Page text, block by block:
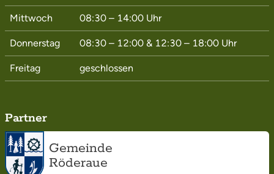
Mittwoch 08:30 – 14:00 Uhr
Donnerstag 08:30 – 12:00 & 12:30 – 18:00 Uhr
Freitag geschlossen
Partner
Gemeinde
Röderaue